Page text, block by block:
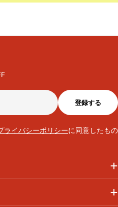
登録する
ライバシーポリシーに同意したもの